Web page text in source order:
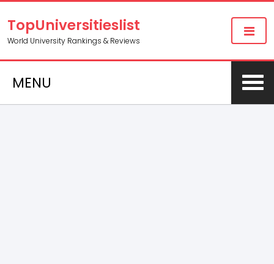
TopUniversitieslist
World University Rankings & Reviews
MENU